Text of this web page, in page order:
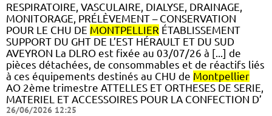
RESPIRATOIRE, VASCULAIRE, DIALYSE, DRAINAGE,
MONITORAGE, PRÉLÈVEMENT – CONSERVATION
POUR LE CHU DE MONTPELLIER ÉTABLISSEMENT
SUPPORT DU GHT DE L’EST HÉRAULT ET DU SUD
AVEYRON La DLRO est fixée au 03/07/26 à [...] de
pièces détachées, de consommables et de réactifs liés
à ces équipements destinés au CHU de Montpellier
AO 2ème trimestre ATTELLES ET ORTHESES DE SERIE,
MATERIEL ET ACCESSOIRES POUR LA CONFECTION D’
26/06/2026 12:25